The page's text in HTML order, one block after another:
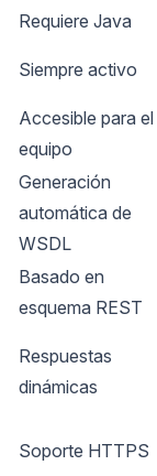
Requiere Java
Siempre activo
Accesible para el
equipo
Generación
automática de
WSDL
Basado en
esquema REST
Respuestas
dinámicas
Soporte HTTPS